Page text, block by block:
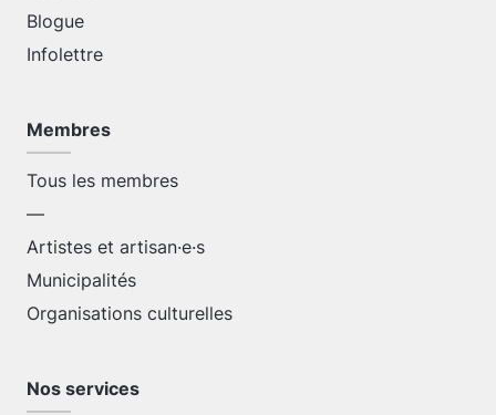
Blogue
Infolettre
Membres
Tous les membres
—
Artistes et artisan·e·s
Municipalités
Organisations culturelles
Nos services